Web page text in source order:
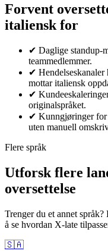
Forvent
italiensk for
✔ Daglige standup-
teammedlemmer.
✔ Hendelseskanaler
mottar italiensk
✔
originalspråket.
✔ Kunngjøringer for
uten manuell
Flere språk
Utforsk flere
oversettelse
Trenger du et annet
å se hvordan X-late
🇸🇦